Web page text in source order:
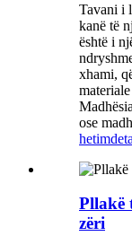
Tavani i
kanë të
është i
xhami,
ose
hetim
Pllakë
zëri